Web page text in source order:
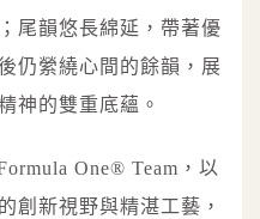
尾韻悠長綿延，帶著優
仍縈繞心間的餘韻，展
神的雙重底蘊。
One® Team，以
創新視野與精湛工藝，